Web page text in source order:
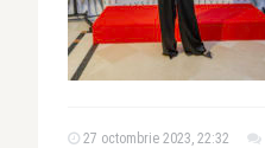
27 octombrie 2023, 22:32